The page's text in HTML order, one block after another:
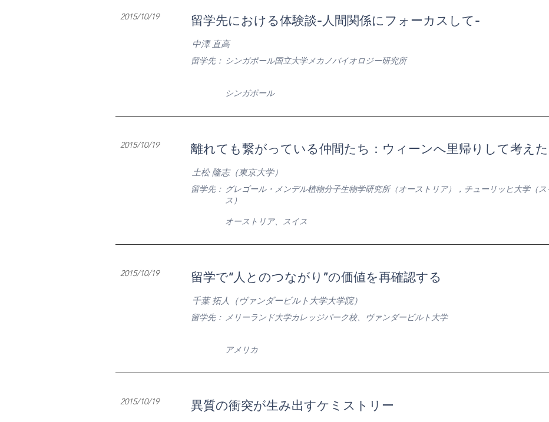
2015/10/19 留学先における体験談-人間関係にフォーカスして-
中澤 直高
​留学先： シンガポール国立大学メカノバイオロジー研究所
​シンガポール
2015/10/19 離れても繋がっている仲間たち：ウィーンへ里帰りして考えた
土松 隆志（東京大学）
​留学先： グレゴール・メンデル植物分子生物学研究所（オーストリア），チューリッヒ大学（ス
ス）
​オーストリア、スイス
2015/10/19 留学で“人とのつながり”の価値を再確認する
千葉 拓人（ヴァンダービルト大学大学院）
​留学先： メリーランド大学カレッジパーク校、ヴァンダービルト大学
​アメリカ
2015/10/19 異質の衝突が生み出すケミストリー